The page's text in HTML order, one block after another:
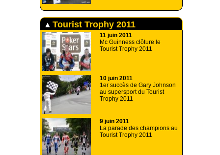
Tourist Trophy 2011
11 juin 2011
Mc Guinness clôture le
Tourist Trophy 2011
10 juin 2011
1er succès de Gary Johnson
au supersport du Tourist
Trophy 2011
9 juin 2011
La parade des champions au
Tourist Trophy 2011